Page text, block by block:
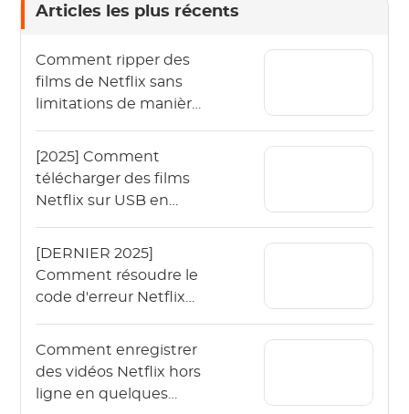
Articles les plus récents
Comment ripper des
films de Netflix sans
limitations de manière
[2025] Comment
télécharger des films
Netflix sur USB en
[DERNIER 2025]
Comment résoudre le
code d'erreur Netflix
Comment enregistrer
des vidéos Netflix hors
ligne en quelques